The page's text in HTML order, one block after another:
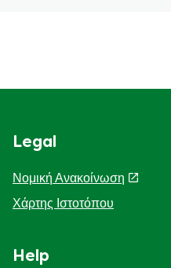
Legal
Νομική Ανακοίνωση
Χάρτης Ιστοτόπου
Help